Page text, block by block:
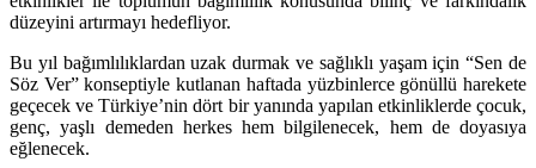
düzeyini artırmayı hedefliyor.
Bu yıl bağımlılıklardan uzak durmak ve sağlıklı yaşam için “Sen de
Söz Ver” konseptiyle kutlanan haftada yüzbinlerce gönüllü harekete
geçecek ve Türkiye’nin dört bir yanında yapılan etkinliklerde çocuk,
genç, yaşlı demeden herkes hem bilgilenecek, hem de doyasıya
eğlenecek.